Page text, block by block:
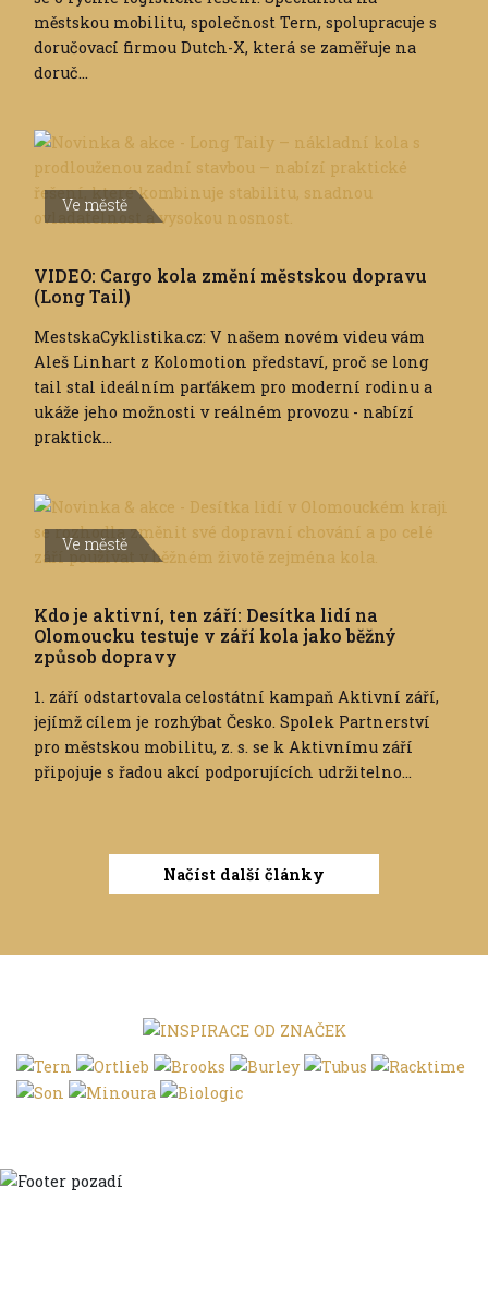
městskou mobilitu, společnost Tern, spolupracuje s
doručovací firmou Dutch-X, která se zaměřuje na
doruč...
Ve městě
VIDEO: Cargo kola změní městskou dopravu
(Long Tail)
MestskaCyklistika.cz: V našem novém videu vám
Aleš Linhart z Kolomotion představí, proč se long
tail stal ideálním parťákem pro moderní rodinu a
ukáže jeho možnosti v reálném provozu - nabízí
praktick...
Ve městě
Kdo je aktivní, ten září: Desítka lidí na
Olomoucku testuje v září kola jako běžný
způsob dopravy
1. září odstartovala celostátní kampaň Aktivní září,
jejímž cílem je rozhýbat Česko. Spolek Partnerství
pro městskou mobilitu, z. s. se k Aktivnímu září
připojuje s řadou akcí podporujících udržitelno...
Načíst další články